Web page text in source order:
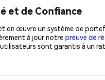
et de Confiance
en œuvre un système de
à jour notre preuve de
sont garantis à un